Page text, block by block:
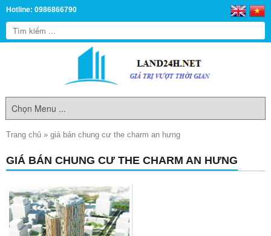
Hotline: 0986866790
Trang chủ » giá bán chung cư the charm an hưng
GIÁ BÁN CHUNG CƯ THE CHARM AN HƯNG